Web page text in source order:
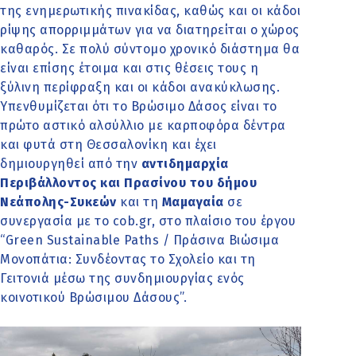
της ενημερωτικής πινακίδας, καθώς και οι κάδοι
ρίψης απορριμμάτων για να διατηρείται ο χώρος
καθαρός. Σε πολύ σύντομο χρονικό διάστημα θα
είναι επίσης έτοιμα και στις θέσεις τους η
ξύλινη περίφραξη και οι κάδοι ανακύκλωσης.
Υπενθυμίζεται ότι το Βρώσιμο Δάσος είναι το
πρώτο αστικό αλσύλλιο με καρποφόρα δέντρα
και φυτά στη Θεσσαλονίκη και έχει
δημιουργηθεί από την αντιδημαρχία
Περιβάλλοντος και Πρασίνου του δήμου
Νεάπολης-Συκεών και τη Μαμαγαία σε
συνεργασία με το cob.gr, στο πλαίσιο του έργου
“Green Sustainable Paths / Πράσινα Βιώσιμα
Μονοπάτια: Συνδέοντας το Σχολείο και τη
Γειτονιά μέσω της συνδημιουργίας ενός
κοινοτικού Βρώσιμου Δάσους”.